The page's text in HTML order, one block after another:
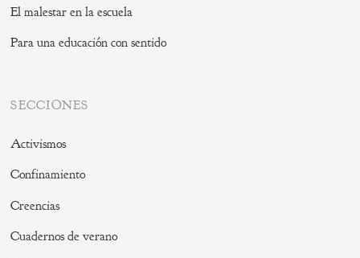
El malestar en la escuela
Para una educación con sentido
SECCIONES
Activismos
Confinamiento
Creencias
Cuadernos de verano